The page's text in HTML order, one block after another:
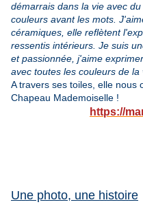
démarrais dans la vie avec
couleurs avant les mots.
céramiques, elle reflètent
ressentis intérieurs. Je suis
et passionnée, j'aime
avec toutes les couleurs de la
A travers ses toiles, elle nous
Chapeau Mademoiselle !
https://
Une photo, une histoire